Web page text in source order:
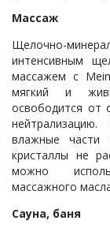
Массаж
Щелочно-
интенсивным
массажем с
мягкий и
освободится от
влажные
кристаллы не
можно
массажного
Сауна, баня